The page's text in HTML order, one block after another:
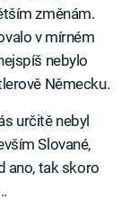
změnám.
v mírném
nebylo
Německu.
určitě nebyl
Slované,
ano, tak skoro